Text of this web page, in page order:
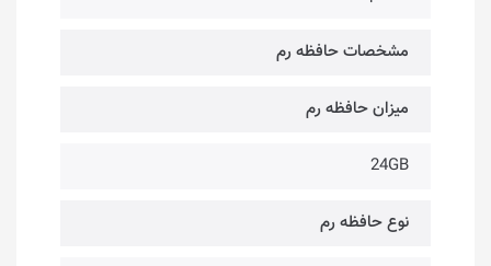
مشخصات حافظه رم
میزان حافظه رم
24GB
نوع حافظه رم